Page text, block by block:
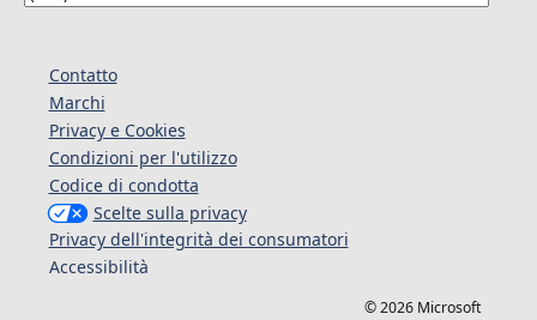
Contatto
Marchi
Privacy e Cookies
Condizioni per l'utilizzo
Codice di condotta
Scelte sulla privacy
Privacy dell'integrità dei consumatori
Accessibilità
© 2026 Microsoft